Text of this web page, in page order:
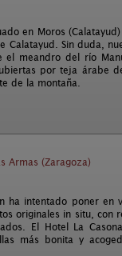
en Moros
Sin duda,
meandro del río
por teja árabe
de la montaña.
Armas (Zaragoza)
ha intentado poner en
originales in situ, con
El Hotel La
más bonita y